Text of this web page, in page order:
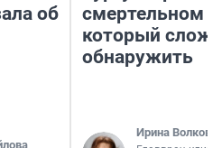
об
смертельном
который
обнаружить
Ирина Волкова